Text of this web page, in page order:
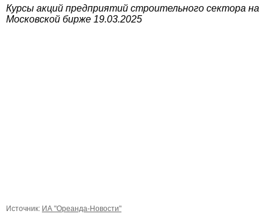
Курсы акций предприятий строительного сектора на
Московской бирже 19.03.2025
Источник: ИА "Ореанда-Новости"